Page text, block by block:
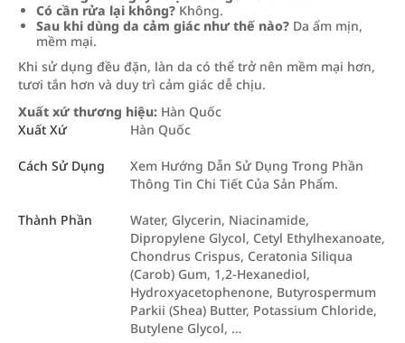
Có cần rửa lại không? Không.
Sau khi dùng da cảm giác như thế nào? Da ẩm mịn,
mềm mại.
Khi sử dụng đều đặn, làn da có thể trở nên mềm mại hơn,
tươi tắn hơn và duy trì cảm giác dễ chịu.
Xuất xứ thương hiệu: Hàn Quốc
Xuất Xứ
Hàn Quốc
Cách Sử Dụng
Xem Hướng Dẫn Sử Dụng Trong Phần
Thông Tin Chi Tiết Của Sản Phẩm.
Thành Phần
Water, Glycerin, Niacinamide,
Dipropylene Glycol, Cetyl Ethylhexanoate,
Chondrus Crispus, Ceratonia Siliqua
(Carob) Gum, 1,2-Hexanediol,
Hydroxyacetophenone, Butyrospermum
Parkii (Shea) Butter, Potassium Chloride,
Butylene Glycol, …